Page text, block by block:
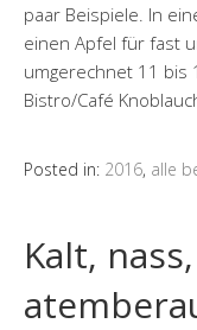
paar Beispiele. In
einen Apfel für fast
umgerechnet 11 bis
Bistro/Café
Posted in: 2016, alle
Kalt,